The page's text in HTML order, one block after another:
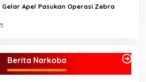
Gelar Apel Pasukan Operasi Zebra
Berita Narkoba